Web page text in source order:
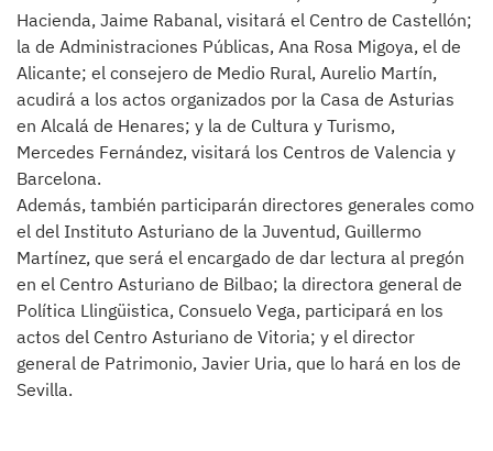
Hacienda, Jaime Rabanal, visitará el Centro de Castellón;
la de Administraciones Públicas, Ana Rosa Migoya, el de
Alicante; el consejero de Medio Rural, Aurelio Martín,
acudirá a los actos organizados por la Casa de Asturias
en Alcalá de Henares; y la de Cultura y Turismo,
Mercedes Fernández, visitará los Centros de Valencia y
Barcelona.
Además, también participarán directores generales como
el del Instituto Asturiano de la Juventud, Guillermo
Martínez, que será el encargado de dar lectura al pregón
en el Centro Asturiano de Bilbao; la directora general de
Política Llingüistica, Consuelo Vega, participará en los
actos del Centro Asturiano de Vitoria; y el director
general de Patrimonio, Javier Uria, que lo hará en los de
Sevilla.